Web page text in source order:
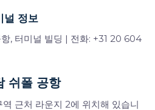
널 정보
, 터미널 빌딩 | 전화: +31 20 604
쉬폴 공항
근처 라운지 2에 위치해 있습니